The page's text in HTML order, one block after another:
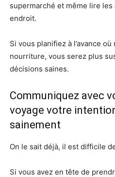
supermarché et même lire
endroit.
Si vous planifiez à l’avance
nourriture, vous serez plus
décisions saines.
Communiquez avec
voyage votre
sainement
On le sait déjà, il est difficile
Si vous avez en tête de